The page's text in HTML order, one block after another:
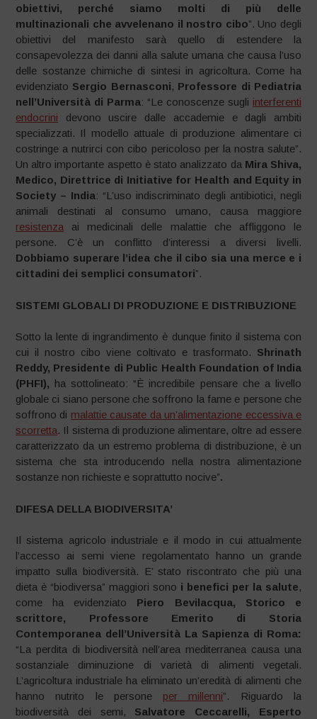
obiettivi, perché siamo molti di più delle
multinazionali che avvelenano il nostro cibo”. Uno degli
obiettivi del manifesto sarà quello di estendere la
consapevolezza dei danni alla salute umana che causa l’uso
delle sostanze chimiche di sintesi in agricoltura. Come ha
evidenziato Sergio Bernasconi, Professore di Pediatria
nell’Università di Parma: “Le conoscenze sugli interferenti
endocrini devono uscire dalle accademie e dagli ambiti
specializzati. Il modello attuale di produzione alimentare ci
costringe a nutrirci con cibo pericoloso per la nostra salute”.
Un altro importante aspetto è stato analizzato da Mira Shiva,
Medico, Direttrice di Initiative for Health and Equity in
Society – India: “L’uso indiscriminato degli antibiotici, negli
animali destinati al consumo umano, causa maggiore
resistenza ai medicinali delle malattie che affliggono le
persone. C’è un conflitto d’interessi a diversi livelli.
Dobbiamo superare l’idea che il cibo sia una merce e i
cittadini dei semplici consumatori”.
SISTEMI GLOBALI DI PRODUZIONE E DISTRIBUZIONE
Sotto la lente di ingrandimento è dunque finito il sistema con
cui il nostro cibo viene coltivato e trasformato. Shrinath
Reddy, Presidente di Public Health Foundation of India
(PHFI), ha sottolineato: “È incredibile pensare che a livello
globale ci siano persone che soffrono la fame e persone che
soffrono di malattie causate da un’alimentazione eccessiva e
scorretta. Il sistema di produzione alimentare, oltre ad essere
caratterizzato da un estremo problema di distribuzione, è un
sistema che sta introducendo nella nostra alimentazione
sostanze non richieste e soprattutto nocive”.
DIFESA DELLA BIODIVERSITA’
Il sistema agricolo industriale e il modo in cui attualmente
l’accesso ai semi viene regolamentato hanno un grande
impatto sulla biodiversità. E’ stato riscontrato che più una
dieta è “biodiversa” maggiori sono i benefici per la salute,
come ha evidenziato Piero Bevilacqua, Storico e
scrittore, Professore Emerito di Storia
Contemporanea dell’Università La Sapienza di Roma:
“La perdita di biodiversità nell’area mediterranea causa una
sostanziale diminuzione di varietà di alimenti vegetali.
L’agricoltura industriale ha eliminato un’eredità di alimenti che
hanno nutrito le persone per millenni”. Riguardo la
biodiversità dei semi, Salvatore Ceccarelli, Esperto